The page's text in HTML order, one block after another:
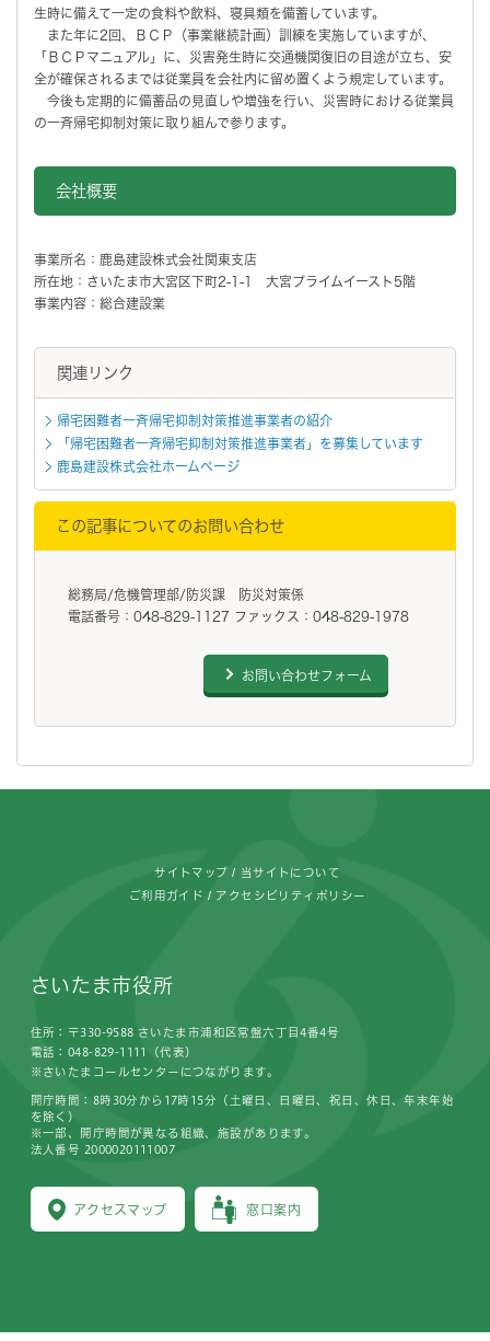
生時に備えて一定の食料や飲料、寝具類を備蓄しています。
また年に2回、ＢＣＰ（事業継続計画）訓練を実施していますが、
「ＢＣＰマニュアル」に、災害発生時に交通機関復旧の目途が立ち、安
全が確保されるまでは従業員を会社内に留め置くよう規定しています。
今後も定期的に備蓄品の見直しや増強を行い、災害時における従業員
の一斉帰宅抑制対策に取り組んで参ります。
会社概要
事業所名：鹿島建設株式会社関東支店
所在地：さいたま市大宮区下町2-1-1 大宮プライムイースト5階
事業内容：総合建設業
関連リンク
帰宅困難者一斉帰宅抑制対策推進事業者の紹介
「帰宅困難者一斉帰宅抑制対策推進事業者」を募集しています
鹿島建設株式会社ホームページ
この記事についてのお問い合わせ
総務局/危機管理部/防災課 防災対策係
電話番号：048-829-1127 ファックス：048-829-1978
お問い合わせフォーム
サイトマップ 当サイトについて
ご利用ガイド アクセシビリティポリシー
さいたま市役所
住所：〒330-9588 さいたま市浦和区常盤六丁目4番4号
電話：048-829-1111（代表）
※さいたまコールセンターにつながります。
アクセスマップ 窓口案内
開庁時間：8時30分から17時15分（土曜日、日曜日、祝日、休日、年末年始
を除く）
※一部、開庁時間が異なる組織、施設があります。
法人番号 2000020111007